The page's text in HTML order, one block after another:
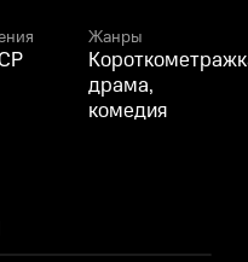
Жанры
драма,
комедия